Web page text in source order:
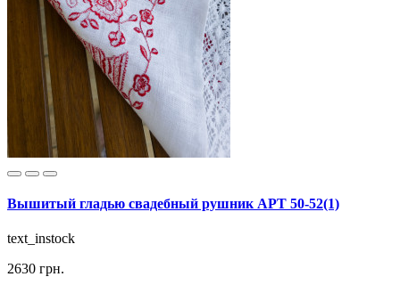
Вышитый гладью свадебный рушник АРТ 50-52(1)
text_instock
2630 грн.